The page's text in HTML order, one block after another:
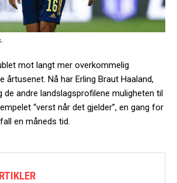
mot langt mer overkommelig
Nå har Erling Braut Haaland,
de andre landslagsprofilene muligheten til
“verst når det gjelder”, en gang for
en måneds tid.